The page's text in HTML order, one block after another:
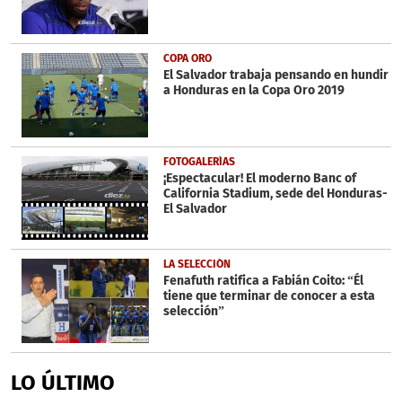
COPA ORO
El Salvador trabaja pensando en hundir
a Honduras en la Copa Oro 2019
FOTOGALERÍAS
¡Espectacular! El moderno Banc of
California Stadium, sede del Honduras-
El Salvador
LA SELECCIÓN
Fenafuth ratifica a Fabián Coito: “Él
tiene que terminar de conocer a esta
selección”
LO ÚLTIMO